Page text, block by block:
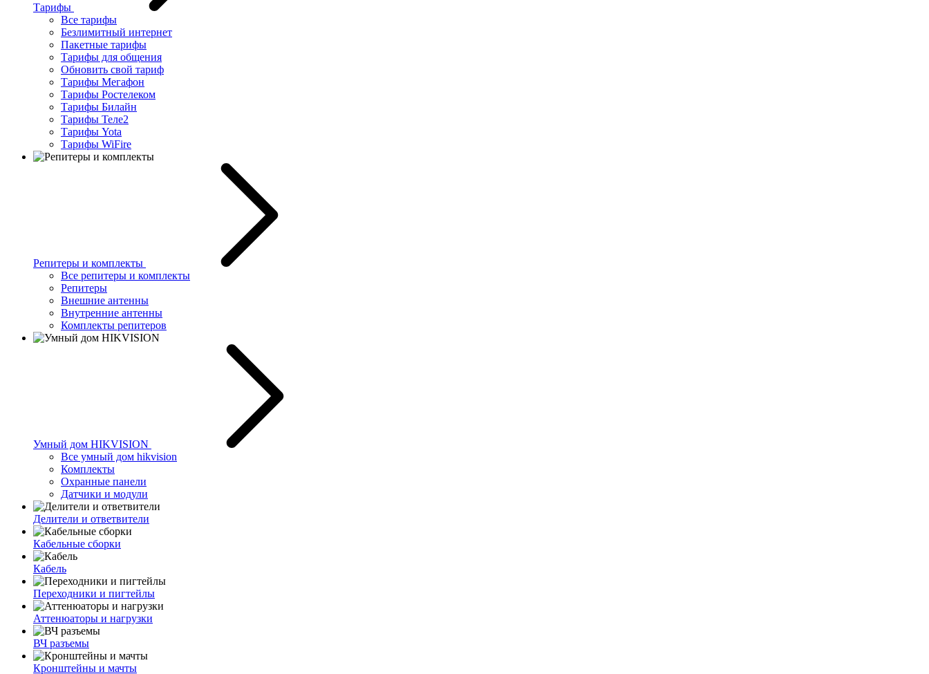
Тарифы
Все тарифы
Безлимитный интернет
Пакетные тарифы
Тарифы для общения
Обновить свой тариф
Тарифы Мегафон
Тарифы Ростелеком
Тарифы Билайн
Тарифы Теле2
Тарифы Yota
Тарифы WiFire
Репитеры и комплекты
Все репитеры и комплекты
Репитеры
Внешние антенны
Внутренние антенны
Комплекты репитеров
Умный дом HIKVISION
Все умный дом hikvision
Комплекты
Охранные панели
Датчики и модули
Делители и ответвители
Кабельные сборки
Кабель
Переходники и пигтейлы
Аттенюаторы и нагрузки
ВЧ разъемы
Кронштейны и мачты